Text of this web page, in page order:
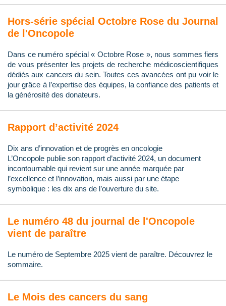
Hors-série spécial Octobre Rose du Journal
de l'Oncopole
Dans ce numéro spécial « Octobre Rose », nous sommes fiers
de vous présenter les projets de recherche médicoscientifiques
dédiés aux cancers du sein. Toutes ces avancées ont pu voir le
jour grâce à l’expertise des équipes, la confiance des patients et
la générosité des donateurs.
Rapport d’activité 2024
Dix ans d’innovation et de progrès en oncologie
L’Oncopole publie son rapport d’activité 2024, un document
incontournable qui revient sur une année marquée par
l’excellence et l’innovation, mais aussi par une étape
symbolique : les dix ans de l’ouverture du site.
Le numéro 48 du journal de l'Oncopole
vient de paraître
Le numéro de Septembre 2025 vient de paraître. Découvrez le
sommaire.
Le Mois des cancers du sang